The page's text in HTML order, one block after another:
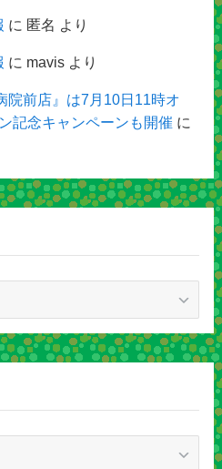
に 匿名 より
に mavisより
院前店』は7月10日11時オ
記念キャンペーンも開催 に